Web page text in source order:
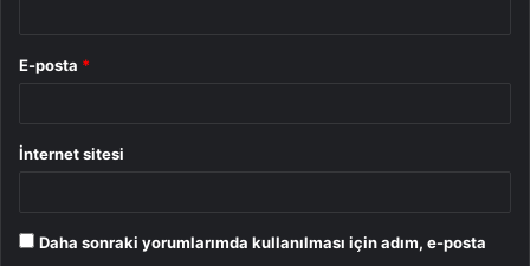
E-posta *
İnternet sitesi
Daha sonraki yorumlarımda kullanılması için adım, e-posta